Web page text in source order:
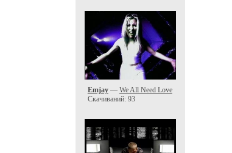
Emjay— We All Need Love
Скачиваний: 93